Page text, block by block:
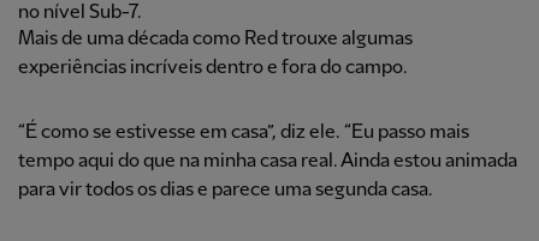
no nível Sub-7.
Mais de uma década como Red trouxe algumas
experiências incríveis dentro e fora do campo.
“É como se estivesse em casa”, diz ele. “Eu passo mais
tempo aqui do que na minha casa real. Ainda estou animada
para vir todos os dias e parece uma segunda casa.